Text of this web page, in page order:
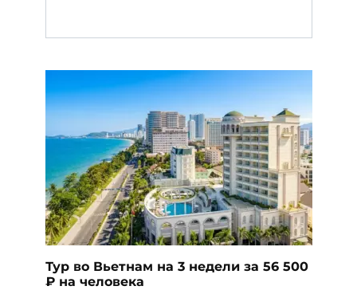
Тур во Вьетнам на 3 недели за 56 500
₽ на человека